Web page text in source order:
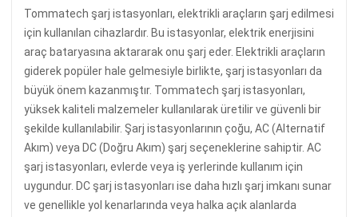
Tommatech şarj istasyonları, elektrikli araçların şarj edilmesi
için kullanılan cihazlardır. Bu istasyonlar, elektrik enerjisini
araç bataryasına aktararak onu şarj eder. Elektrikli araçların
giderek popüler hale gelmesiyle birlikte, şarj istasyonları da
büyük önem kazanmıştır. Tommatech şarj istasyonları,
yüksek kaliteli malzemeler kullanılarak üretilir ve güvenli bir
şekilde kullanılabilir. Şarj istasyonlarının çoğu, AC (Alternatif
Akım) veya DC (Doğru Akım) şarj seçeneklerine sahiptir. AC
şarj istasyonları, evlerde veya iş yerlerinde kullanım için
uygundur. DC şarj istasyonları ise daha hızlı şarj imkanı sunar
ve genellikle yol kenarlarında veya halka açık alanlarda